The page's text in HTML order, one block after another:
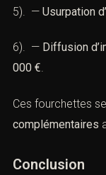
5). — Usurpation
6). — Diffusion
000 €.
Ces fourchettes
complémentaires
Conclusion